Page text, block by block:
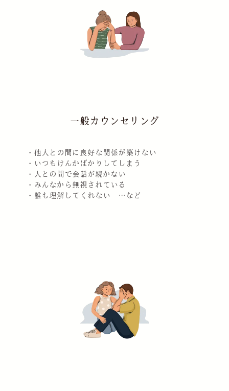
一般カウンセリング
・他人との間に良好な関係が築けない
・いつもけんかばかりしてしまう
・人との間で会話が続かない
・みんなから無視されている
・誰も理解してくれない …など